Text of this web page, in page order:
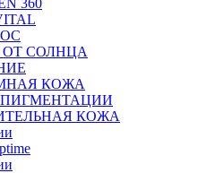
СОЛНЦА
КОЖА
КОЖА